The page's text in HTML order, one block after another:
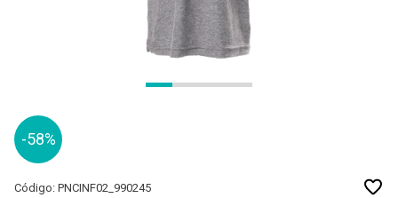
-58%
Código: PNCINF02_990245